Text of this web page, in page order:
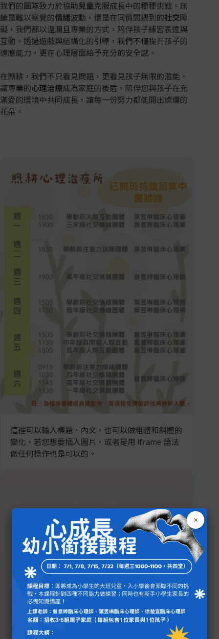
我們的團隊致力於協助兒童克服成長中的種種挑戰。無
論是難以察覺的情緒波動，還是在同儕間遇到的社交障
礙，我們都以溫潤且專業的方式，陪伴孩子練習表達與
互動。透過遊戲與結構化的引導，我們不僅提升孩子的
適應能力，更在心理層面給予充分的安全感。
在煦耕，我們不只看見問題，更看見孩子無限的潛能。
讓專業的心理治療成為家庭的後盾，陪伴您與孩子在充
滿愛的環境中共同成長，讓每一份努力都能開出燦爛的
花朵。
這裡可以輸入標題、內文，也可以做粗體和斜體的
變化，若您想要插入圖片，或者是用 iframe 語法
做任何操作也是可以的。
×